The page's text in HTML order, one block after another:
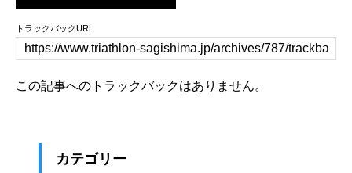
トラックバックURL
この記事へのトラックバックはありません。
カテゴリー